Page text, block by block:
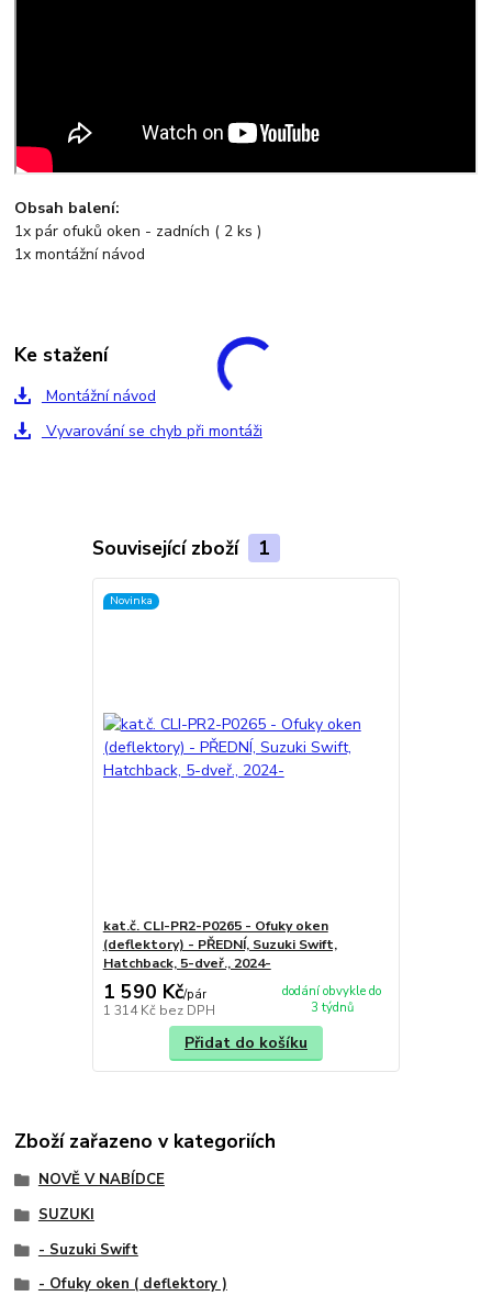
Obsah balení:
1x pár ofuků oken - zadních ( 2 ks )
1x montážní návod
Ke stažení
Montážní návod
Vyvarování se chyb při montáži
Související zboží 1
Novinka
kat.č. CLI-PR2-P0265 - Ofuky oken
(deflektory) - PŘEDNÍ, Suzuki Swift,
Hatchback, 5-dveř., 2024-
1 590 Kč/pár
1 314 Kč bez DPH
dodání obvykle do
3 týdnů
Přidat do košíku
Zboží zařazeno v kategoriích
NOVĚ V NABÍDCE
SUZUKI
- Suzuki Swift
- Ofuky oken ( deflektory )